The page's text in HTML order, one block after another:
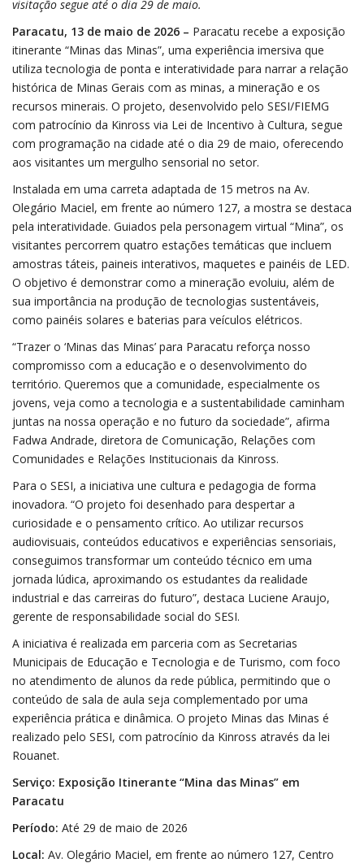
visitação segue até o dia 29 de maio.
Paracatu, 13 de maio de 2026 – Paracatu recebe a exposição
itinerante “Minas das Minas”, uma experiência imersiva que
utiliza tecnologia de ponta e interatividade para narrar a relação
histórica de Minas Gerais com as minas, a mineração e os
recursos minerais. O projeto, desenvolvido pelo SESI/FIEMG
com patrocínio da Kinross via Lei de Incentivo à Cultura, segue
com programação na cidade até o dia 29 de maio, oferecendo
aos visitantes um mergulho sensorial no setor.
Instalada em uma carreta adaptada de 15 metros na Av.
Olegário Maciel, em frente ao número 127, a mostra se destaca
pela interatividade. Guiados pela personagem virtual “Mina”, os
visitantes percorrem quatro estações temáticas que incluem
amostras táteis, paineis interativos, maquetes e painéis de LED.
O objetivo é demonstrar como a mineração evoluiu, além de
sua importância na produção de tecnologias sustentáveis,
como painéis solares e baterias para veículos elétricos.
“Trazer o ‘Minas das Minas’ para Paracatu reforça nosso
compromisso com a educação e o desenvolvimento do
território. Queremos que a comunidade, especialmente os
jovens, veja como a tecnologia e a sustentabilidade caminham
juntas na nossa operação e no futuro da sociedade”, afirma
Fadwa Andrade, diretora de Comunicação, Relações com
Comunidades e Relações Institucionais da Kinross.
Para o SESI, a iniciativa une cultura e pedagogia de forma
inovadora. “O projeto foi desenhado para despertar a
curiosidade e o pensamento crítico. Ao utilizar recursos
audiovisuais, conteúdos educativos e experiências sensoriais,
conseguimos transformar um conteúdo técnico em uma
jornada lúdica, aproximando os estudantes da realidade
industrial e das carreiras do futuro”, destaca Luciene Araujo,
gerente de responsabilidade social do SESI.
A iniciativa é realizada em parceria com as Secretarias
Municipais de Educação e Tecnologia e de Turismo, com foco
no atendimento de alunos da rede pública, permitindo que o
conteúdo de sala de aula seja complementado por uma
experiência prática e dinâmica. O projeto Minas das Minas é
realizado pelo SESI, com patrocínio da Kinross através da lei
Rouanet.
Serviço: Exposição Itinerante “Mina das Minas” em
Paracatu
Período: Até 29 de maio de 2026
Local: Av. Olegário Maciel, em frente ao número 127, Centro